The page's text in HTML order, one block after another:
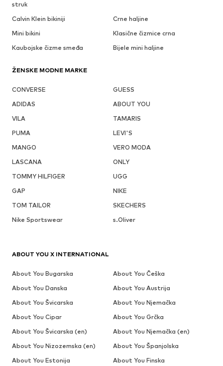
struk
Calvin Klein bikiniji
Crne haljine
Mini bikini
Klasične čizmice crna
Kaubojske čizme smeđa
Bijele mini haljine
ŽENSKE MODNE MARKE
CONVERSE
GUESS
ADIDAS
ABOUT YOU
VILA
TAMARIS
PUMA
LEVI'S
MANGO
VERO MODA
LASCANA
ONLY
TOMMY HILFIGER
UGG
GAP
NIKE
TOM TAILOR
SKECHERS
Nike Sportswear
s.Oliver
ABOUT YOU X INTERNATIONAL
About You Bugarska
About You Češka
About You Danska
About You Austrija
About You Švicarska
About You Njemačka
About You Cipar
About You Grčka
About You Švicarska (en)
About You Njemačka (en)
About You Nizozemska (en)
About You Španjolska
About You Estonija
About You Finska